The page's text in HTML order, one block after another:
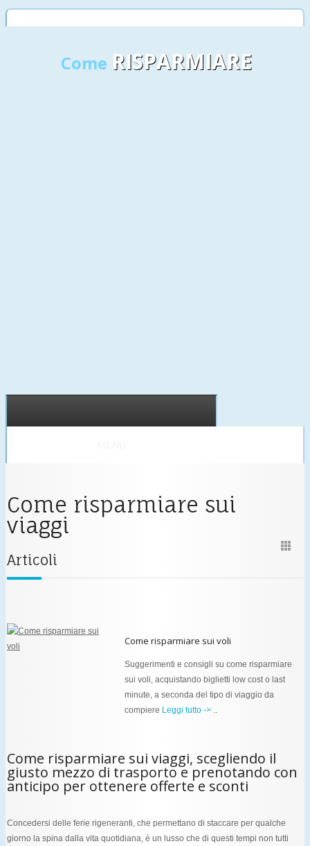
Come RISPARMIARE
Come risparmiare sui
viaggi
Articoli
Come risparmiare sui voli
Suggerimenti e consigli su come risparmiare
sui voli, acquistando biglietti low cost o last
minute, a seconda del tipo di viaggio da
compiere Leggi tutto -> ..
Come risparmiare sui viaggi, scegliendo il
giusto mezzo di trasporto e prenotando con
anticipo per ottenere offerte e sconti
Concedersi delle ferie rigeneranti, che permettano di staccare per qualche
giorno la spina dalla vita quotidiana, è un lusso che di questi tempi non tutti